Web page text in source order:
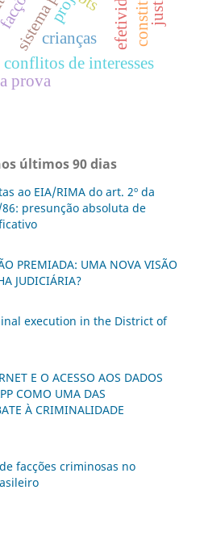
conflitos de interesses
crianças
prova
últimos 90 dias
ao EIA/RIMA do art. 2º da
86: presunção absoluta de
PREMIADA: UMA NOVA VISÃO
JUDICIÁRIA?
execution in the District of
E O ACESSO AOS DADOS
COMO UMA DAS
À CRIMINALIDADE
facções criminosas no